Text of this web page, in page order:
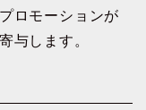
ロモーションが
与します。